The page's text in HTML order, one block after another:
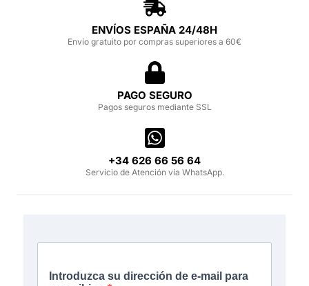
ENVÍOS ESPAÑA 24/48H
Envío gratuito por compras superiores a 60€
PAGO SEGURO
Pagos seguros mediante SSL
‪+34 626 66 56 64‬
Servicio de Atención vía WhatsApp.